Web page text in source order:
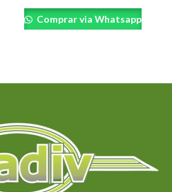
Comprar via Whatsapp